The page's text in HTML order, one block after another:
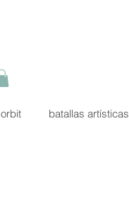
orbit batallas artísticas